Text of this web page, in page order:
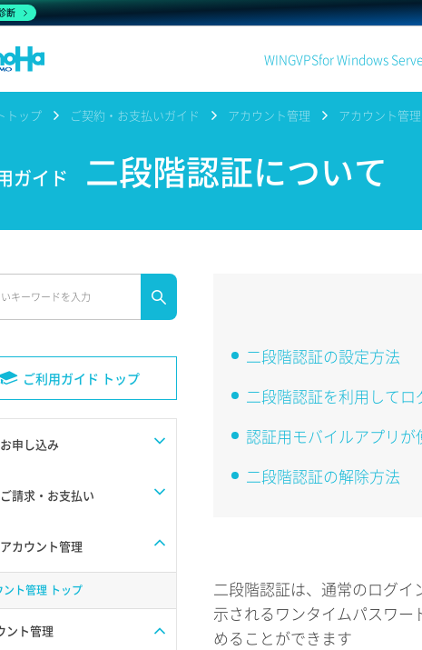
WINGVPSfor Windows
トップ ご契約・お支払いガイド アカウント管理 アカウント管理
ガイド 二段階認証について
ご利用ガイド トップ
お申し込み
ご請求・お支払い
アカウント管理
ント管理 トップ
ント管理
二段階認証の設定方法
二段階認証を利用してロ
認証用モバイルアプリ
二段階認証の解除方法
二段階認証は、通常のログ
示されるワンタイムパスワ
めることができます
断